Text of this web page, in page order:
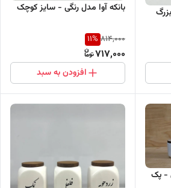
بانکه آوا مدل رنگی - سایز کوچک
814,000
11%
717,000
افزودن به سبد
جا ادویه سرامیکی گرد نقلی - پک